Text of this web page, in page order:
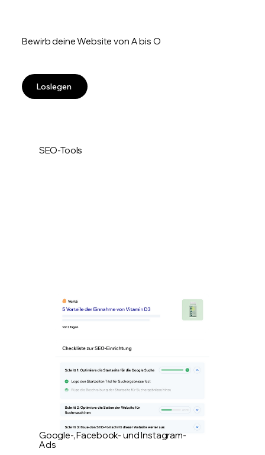
Bewirb deine Website von A bis O
Loslegen
SEO-Tools
Google-, Facebook- und Instagram-
Ads